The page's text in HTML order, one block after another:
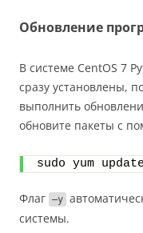
Обновление
В системе CentOS 7
сразу установлены,
выполнить
обновите пакеты с
sudo yum
Флаг –y
системы.